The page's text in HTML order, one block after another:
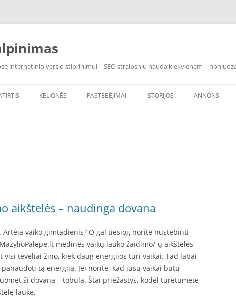
internetinio verslo stiprinimui – SEO straipsniu nauda kiekvienam –
KELIONĖS PASTEBĖJIMAI ISTORIJOS ANNONS
aikštelės – naudinga dovana
Artėja vaiko gimtadienis? O gal tiesiog norite nustebinti
medinės vaikų lauko žaidimo/-ų aikštelės
tėveliai žino, kiek daug energijos turi vaikai. Tad labai
tą energiją. Jei norite, kad jūsų vaikai būtų
ši dovana – tobula. Štai priežastys, kodėl turėtumėte
lauke.